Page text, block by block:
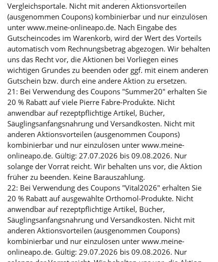
Vergleichsportale. Nicht mit anderen Aktionsvorteilen
(ausgenommen Coupons) kombinierbar und nur einzulösen
unter www.meine-onlineapo.de. Nach Eingabe des
Gutscheincodes im Warenkorb, wird der Wert des Vorteils
automatisch vom Rechnungsbetrag abgezogen. Wir behalten
uns das Recht vor, die Aktionen bei Vorliegen eines
wichtigen Grundes zu beenden oder ggf. mit einem anderen
Gutschein bzw. durch eine andere Aktion zu ersetzen.
21: Bei Verwendung des Coupons "Summer20" erhalten Sie
20 % Rabatt auf viele Pierre Fabre-Produkte. Nicht
anwendbar auf rezeptpflichtige Artikel, Bücher,
Säuglingsanfangsnahrung und Versandkosten. Nicht mit
anderen Aktionsvorteilen (ausgenommen Coupons)
kombinierbar und nur einzulösen unter www.meine-
onlineapo.de. Gültig: 27.07.2026 bis 09.08.2026. Nur
solange der Vorrat reicht. Wir behalten uns vor, die Aktion
früher zu beenden. Keine Barauszahlung.
22: Bei Verwendung des Coupons "Vital2026" erhalten Sie
20 % Rabatt auf ausgewählte Orthomol-Produkte. Nicht
anwendbar auf rezeptpflichtige Artikel, Bücher,
Säuglingsanfangsnahrung und Versandkosten. Nicht mit
anderen Aktionsvorteilen (ausgenommen Coupons)
kombinierbar und nur einzulösen unter www.meine-
onlineapo.de. Gültig: 29.07.2026 bis 09.08.2026. Nur